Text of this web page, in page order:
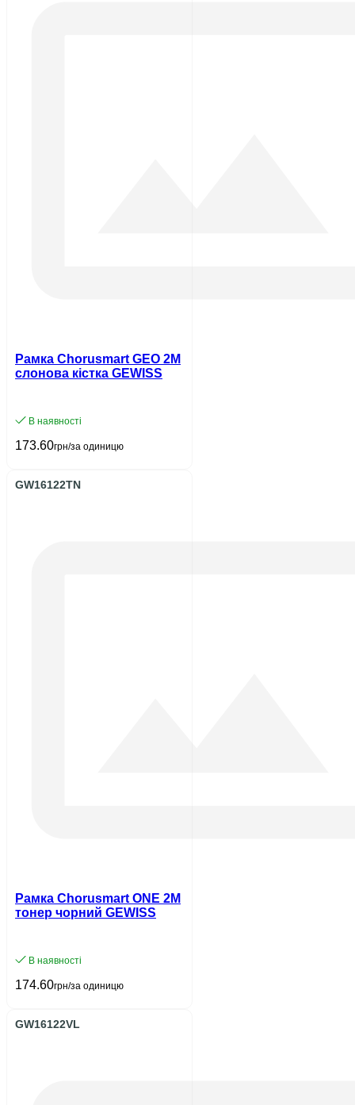
Рамка Chorusmart GEO 2M
слонова кістка GEWISS
В наявності
173.60грн/за одиницю
GW16122TN
Рамка Chorusmart ONE 2M
тонер чорний GEWISS
В наявності
174.60грн/за одиницю
GW16122VL